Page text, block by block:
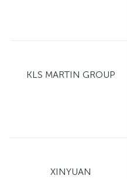
KLS MARTIN GROUP
XINYUAN